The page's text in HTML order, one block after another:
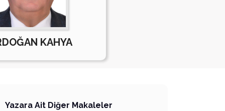
KAHYA
Yazara Ait Diğer Makaleler